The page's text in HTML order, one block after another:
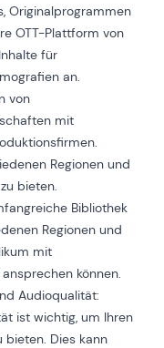
Originalprogrammen
OTT-Plattform von
für
an.
von
mit
Regionen und
bieten.
Bibliothek
Regionen und
mit
können.
Audioqualität:
ist wichtig, um Ihren
bieten. Dies kann